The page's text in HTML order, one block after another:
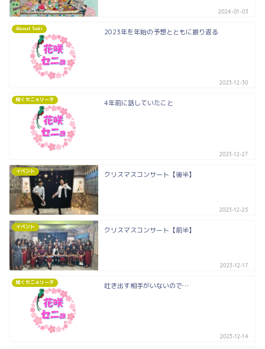
2024-01-03
About Saki 2023年を年始の予想とともに振り返る
2023-12-30
聞くセニョリータ 4年前に話していたこと
2023-12-27
イベント クリスマスコンサート【後半】
2023-12-25
イベント クリスマスコンサート【前半】
2023-12-17
聞くセニョリータ 吐き出す相手がいないので…
2023-12-14